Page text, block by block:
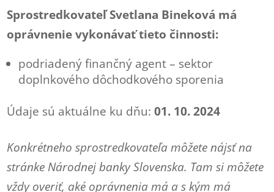
Sprostredkovateľ Svetlana Bineková má
oprávnenie vykonávať tieto činnosti:
podriadený finančný agent – sektor
doplnkového dôchodkového sporenia
Údaje sú aktuálne ku dňu:01. 10. 2024
Konkrétneho sprostredkovateľa môžete nájsť na
stránke Národnej banky Slovenska. Tam si môžete
vždy overiť, aké oprávnenia má a s kým má